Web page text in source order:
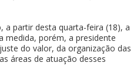
a partir desta quarta-feira (18), a
medida, porém, a presidente
do valor, da organização das
áreas de atuação desses